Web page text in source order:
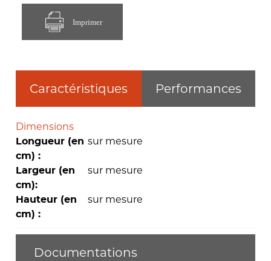
Imprimer
Caractéristiques Performances
Dimensions
Longueur (en
cm) :
sur mesure
Largeur (en
cm):
sur mesure
Hauteur (en
cm) :
sur mesure
Documentations